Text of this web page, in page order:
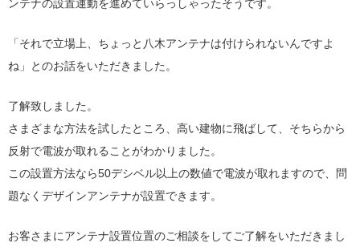
ンテナの設置運動を進めていらっしゃったそうです。
「それで立場上、ちょっと八木アンテナは付けられないんですよ
ね」とのお話をいただきました。
了解致しました。
さまざまな方法を試したところ、高い建物に飛ばして、そちらから
反射で電波が取れることがわかりました。
この設置方法なら50デシベル以上の数値で電波が取れますので、問
題なくデザインアンテナが設置できます。
お客さまにアンテナ設置位置のご相談をしてご了解をいただきまし